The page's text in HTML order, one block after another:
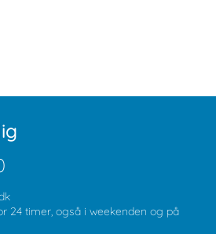
24 timer, også i weekenden og på